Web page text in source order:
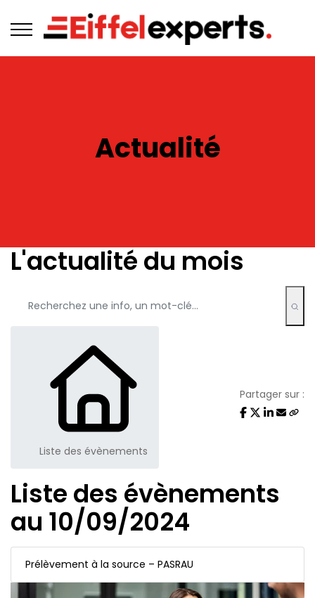
Actualité
L'actualité du mois
Liste des évènements
Partager sur :
Liste des évènements
au 10/09/2024
Prélèvement à la source – PASRAU